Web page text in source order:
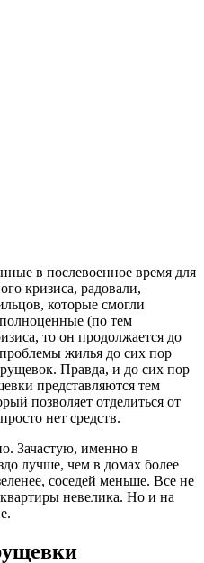
в послевоенное время для
кризиса, радовали,
которые смогли
(по тем
то он продолжается до
жилья до сих пор
Правда, и до сих пор
представляются тем
позволяет отделиться от
нет средств.
Зачастую, именно в
лучше, чем в домах более
соседей меньше. Все не
невелика. Но и на